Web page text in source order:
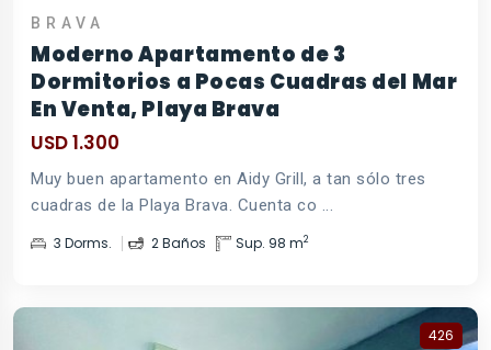
BRAVA
Moderno Apartamento de 3
Dormitorios a Pocas Cuadras del Mar
En Venta, Playa Brava
USD 1.300
Muy buen apartamento en Aidy Grill, a tan sólo tres
cuadras de la Playa Brava. Cuenta co ...
3 Dorms. 2 Baños Sup. 98 m2
426